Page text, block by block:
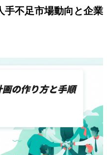
手不足市場動向と企業